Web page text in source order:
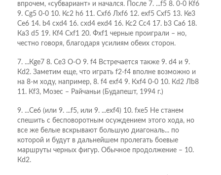
впрочем, «субвариант» и начался. После 7. ...f5 8. 0-0 Кf6
9. Сg5 0-0 10. Кс2 h6 11. Схf6 Лхf6 12. ехf5 Схf5 13. Ке3
Се6 14. b4 схd4 16. схd4 ехd4 16. Кс2 Сс4 17. b3 Са6 18.
Ка3 d5 19. Кf4 Схf1 20. Фхf1 черные проиграли – но,
честно говоря, благодаря усилиям обеих сторон.
7. ...Кge7 8. Сe3 O-O 9. f4 Встречается также 9. d4 и 9.
Кd2. Заметим еще, что играть f2-f4 вполне возможно и
на 8-м ходу, например, 8. f4 ехf4 9. Кхf4 0-0 10. Кd2 Лb8
11. Кf3, Мозес – Райчаньи (Будапешт, 1994 г.)
9. ...Сe6 (или 9. ...f5, или 9. ...ехf4) 10. fxe5 Не станем
спешить с бесповоротным осуждением этого хода, но
все же белые вскрывают большую диагональ... по
которой и будут в дальнейшем пролегать боевые
маршруты черных фигур. Обычное продолжение – 10.
Кd2.